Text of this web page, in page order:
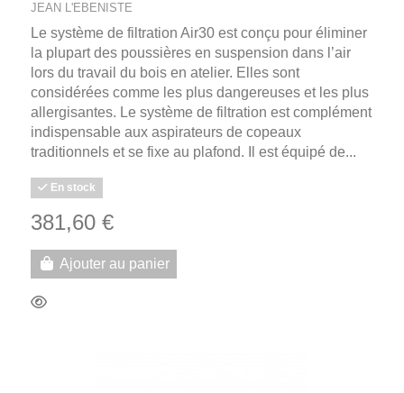
JEAN L'EBENISTE
Le système de filtration Air30 est conçu pour éliminer
la plupart des poussières en suspension dans l’air
lors du travail du bois en atelier. Elles sont
considérées comme les plus dangereuses et les plus
allergisantes. Le système de filtration est complément
indispensable aux aspirateurs de copeaux
traditionnels et se fixe au plafond. Il est équipé de...
En stock
381,60 €
Ajouter au panier